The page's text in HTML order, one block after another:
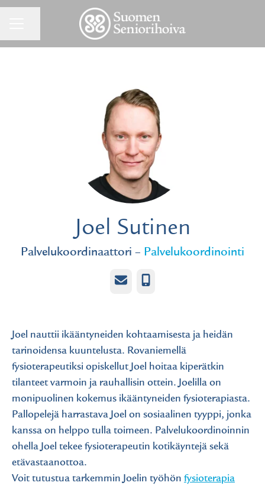
Joel Sutinen
Palvelukoordinaattori – Palvelukoordinointi
Sähköposti
Joel nauttii ikääntyneiden kohtaamisesta ja heidän
tarinoidensa kuuntelusta. Rovaniemellä
fysioterapeutiksi opiskellut Joel hoitaa kiperätkin
tilanteet varmoin ja rauhallisin ottein. Joelilla on
monipuolinen kokemus ikääntyneiden fysioterapiasta.
Pallopelejä harrastava Joel on sosiaalinen tyyppi, jonka
kanssa on helppo tulla toimeen. Palvelukoordinoinnin
ohella Joel tekee fysioterapeutin kotikäyntejä sekä
etävastaanottoa.
Voit tutustua tarkemmin Joelin työhön fysioterapia